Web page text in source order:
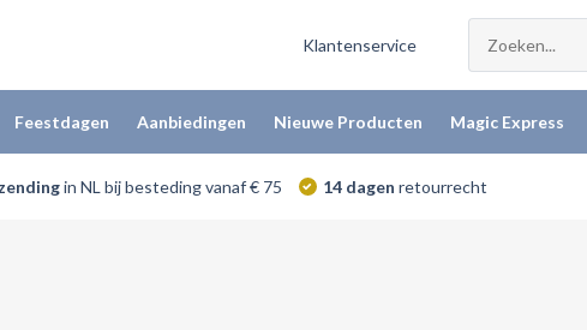
Klantenservice
Feestdagen Aanbiedingen Nieuwe Producten Magic Express
in NL bij besteding vanaf € 75 14 dagen retourrecht